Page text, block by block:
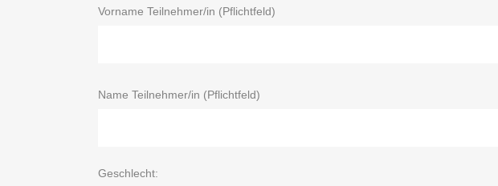
Vorname Teilnehmer/in (Pflichtfeld)
Name Teilnehmer/in (Pflichtfeld)
Geschlecht: